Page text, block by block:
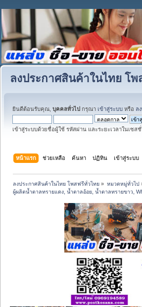
ลงประกาศสินค้าในไทย โ
ยินดีต้อนรับคุณ, บุคคลทั่วไป กรุณา เข้าสู่ระบบ หรือ ล
เข้าสู่ระบบด้วยชื่อผู้ใช้ รหัสผ่าน และระยะเวลาในเซส
หน้าแรก ช่วยเหลือ ค้นหา ปฏิทิน เข้าสู่ระบบ
ลงประกาศสินค้าในไทย โพสฟรีทั่วไทย » หมวดหมู่ทั่วไป
ผู้ผลิตน้ำตาลทรายแดง, น้ำตาลอ้อย, น้ำตาลทรายขาว,